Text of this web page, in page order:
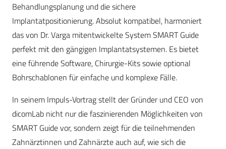
Behandlungsplanung und die sichere
Implantatpositionierung. Absolut kompatibel, harmoniert
das von Dr. Varga mitentwickelte System SMART Guide
perfekt mit den gängigen Implantatsystemen. Es bietet
eine führende Software, Chirurgie-Kits sowie optional
Bohrschablonen für einfache und komplexe Fälle.
In seinem Impuls-Vortrag stellt der Gründer und CEO von
dicomLab nicht nur die faszinierenden Möglichkeiten von
SMART Guide vor, sondern zeigt für die teilnehmenden
Zahnärztinnen und Zahnärzte auch auf, wie sich die